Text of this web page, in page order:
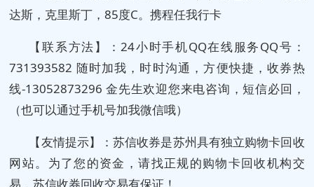
达斯，克里斯丁，85度C。携程任我行卡
【联系方法】：24小时手机QQ在线服务QQ号：
731393582 随时加我，时时沟通，方便快捷，收券热
线-13052873296 金先生欢迎您来电咨询，短信必回，
（也可以通过手机号加我微信哦）
【友情提示】：苏信收券是苏州具有独立购物卡回收
网站。为了您的资金，请找正规的购物卡回收机构交
易，苏信收券回收交易有保证！